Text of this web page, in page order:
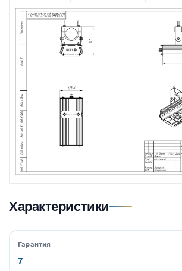
Характеристики
Гарантия
7